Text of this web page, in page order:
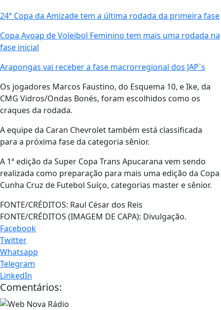
24ª Copa da Amizade tem a última rodada da primeira fase
Copa Avoap de Voleibol Feminino tem mais uma rodada na
fase inicial
Arapongas vai receber a fase macrorregional dos JAP`s
Os jogadores Marcos Faustino, do Esquema 10, e Ike, da
CMG Vidros/Ondas Bonés, foram escolhidos como os
craques da rodada.
A equipe da Caran Chevrolet também está classificada
para a próxima fase da categoria sênior.
A 1ª edição da Super Copa Trans Apucarana vem sendo
realizada como preparação para mais uma edição da Copa
Cunha Cruz de Futebol Suíço, categorias master e sênior.
FONTE/CRÉDITOS: Raul César dos Reis
FONTE/CRÉDITOS (IMAGEM DE CAPA): Divulgação.
Facebook
Twitter
Whatsapp
Telegram
LinkedIn
Comentários: